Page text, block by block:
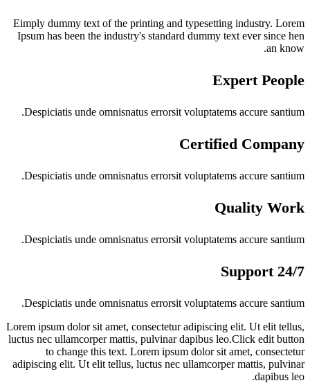
Eimply dummy text of the printing and typesetting industry. Lorem
Ipsum has been the industry's standard dummy text ever since hen
an know.
Expert People
Despiciatis unde omnisnatus errorsit voluptatems accure santium.
Certified Company
Despiciatis unde omnisnatus errorsit voluptatems accure santium.
Quality Work
Despiciatis unde omnisnatus errorsit voluptatems accure santium.
24/7 Support
Despiciatis unde omnisnatus errorsit voluptatems accure santium.
Lorem ipsum dolor sit amet, consectetur adipiscing elit. Ut elit tellus,
luctus nec ullamcorper mattis, pulvinar dapibus leo.Click edit button
to change this text. Lorem ipsum dolor sit amet, consectetur
adipiscing elit. Ut elit tellus, luctus nec ullamcorper mattis, pulvinar
dapibus leo.